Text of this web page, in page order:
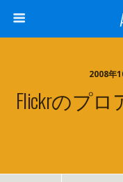
2008年
Flickrのプ